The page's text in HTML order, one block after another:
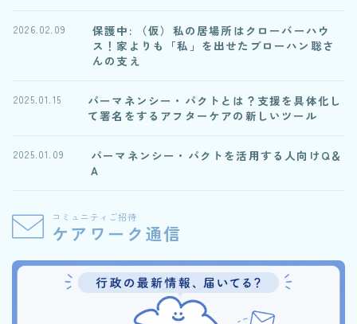
保護中: （仮）私の居場所はクローバーハウ
ス！家よりも「私」を出せたブローハン聡さ
んの支え
2026.02.09
パーマネンシー・パクトとは？支援を具体化し
て署名をするアフターケアの新しいツール
2025.01.15
パーマネンシー・パクトを活用する人向けQ＆
A
2025.01.09
コミュニティご招待
ケアワーク通信